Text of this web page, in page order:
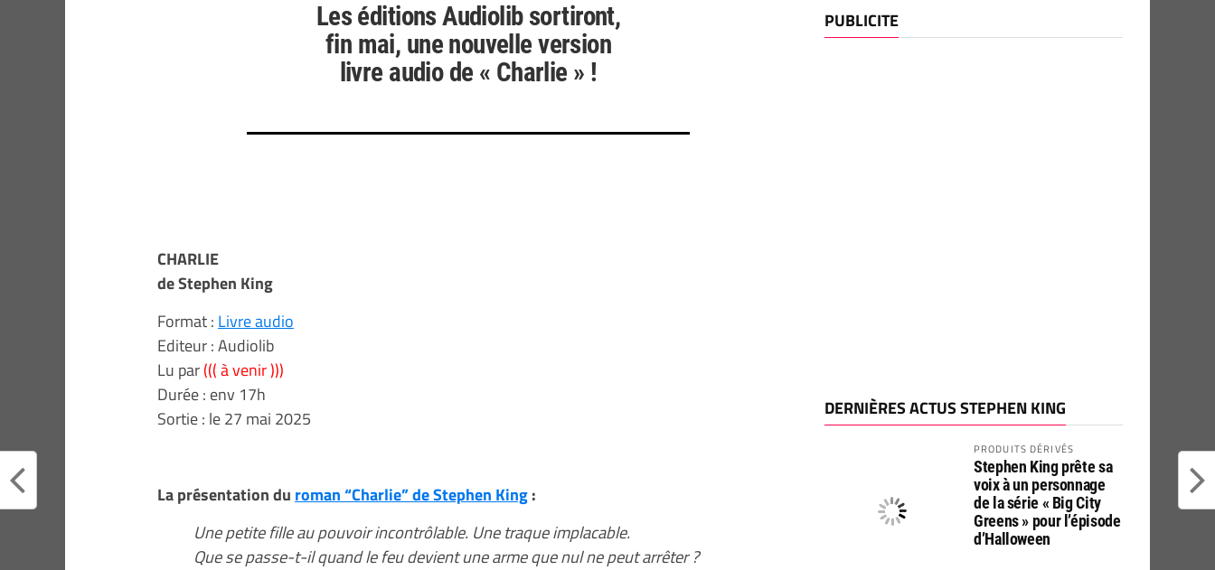
Les éditions Audiolib sortiront,
fin mai, une nouvelle version
livre audio de « Charlie » !
CHARLIE
de Stephen King
Format : Livre audio
Editeur : Audiolib
Lu par((( à venir )))
Durée : env 17h
Sortie : le 27 mai 2025
La présentation du roman “Charlie” de Stephen King:
Une petite fille au pouvoir incontrôlable. Une traque implacable.
Que se passe-t-il quand le feu devient une arme que nul ne peut arrêter ?
PUBLICITE
DERNIÈRES ACTUS STEPHEN KING
PRODUITS DÉRIVÉS
Stephen King prête sa
voix à un personnage
de la série « Big City
Greens » pour l’épisode
d’Halloween